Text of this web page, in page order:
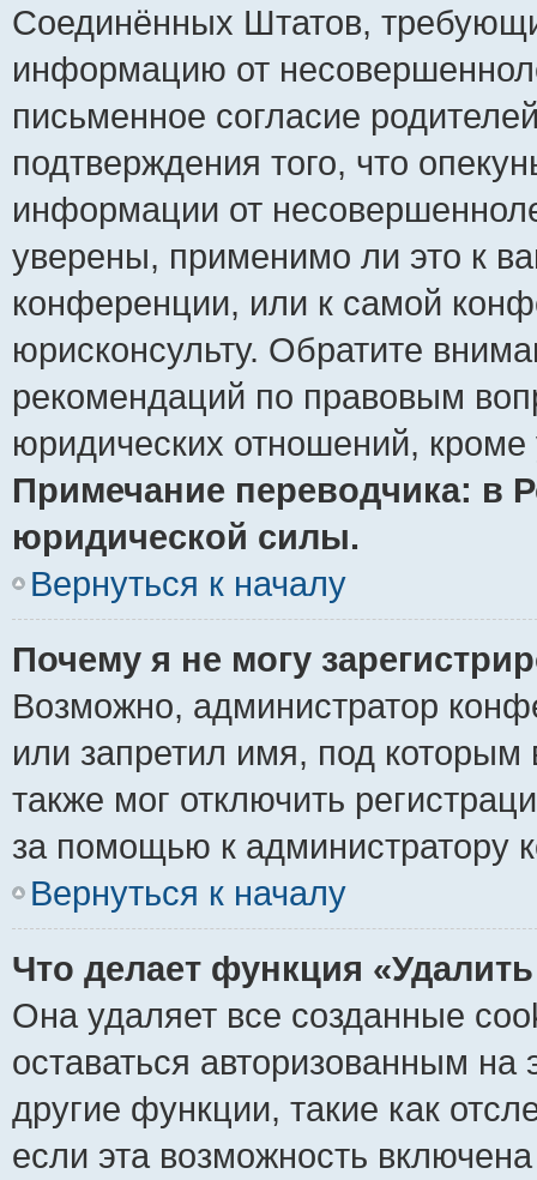
Соединённых Штатов,
информацию от
письменное согласие
подтверждения того, что
информации от
уверены, применимо ли это к
конференции, или к самой
юрисконсульту. Обратите
рекомендаций по правовым
юридических отношений,
Примечание переводчика: в
юридической силы.
Вернуться к началу
Почему я не могу
Возможно, администратор
или запретил имя, под которым
также мог отключить
за помощью к администратору
Вернуться к началу
Что делает функция
Она удаляет все созданные
оставаться авторизованным
другие функции, такие как
если эта возможность